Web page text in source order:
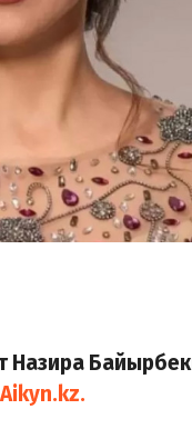
Назира
Aikyn.kz.